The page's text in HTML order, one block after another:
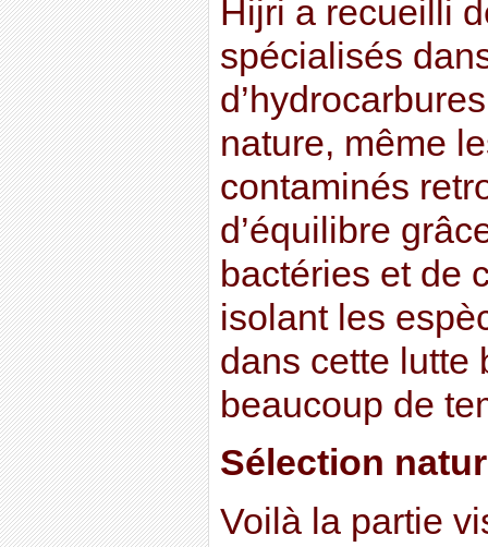
Hijri a recueilli
spécialisés
nature, même
contaminés
d’équilibre
bactéries et de
isolant les
dans cette lutte
beaucoup de
Sélection
Voilà la partie